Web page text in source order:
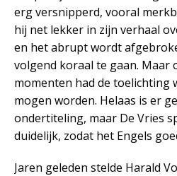
erg versnipperd, vooral
hij net lekker in zijn verhaal
en het abrupt wordt
volgend koraal te gaan. Maar
momenten had de toelichting
mogen worden. Helaas is er
ondertiteling, maar De Vries
duidelijk, zodat het Engels
Jaren geleden stelde Harald